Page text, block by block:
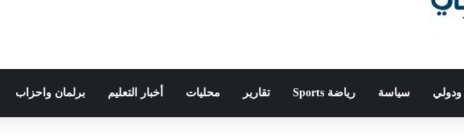
سياسة رياضة Sports تقارير محليات أخبار التعليم برلمان واحزاب